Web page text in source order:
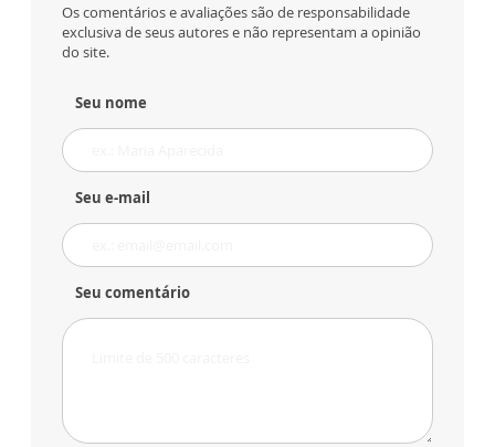
Os comentários e avaliações são de responsabilidade
exclusiva de seus autores e não representam a opinião
do site.
Seu nome
Seu e-mail
Seu comentário